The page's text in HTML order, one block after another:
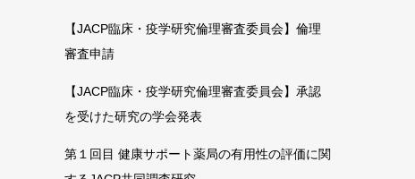
【JACP臨床・疫学研究倫理審査委員会】倫理
審査申請
【JACP臨床・疫学研究倫理審査委員会】承認
を受けた研究の学会発表
第１回目 健康サポート薬局の有用性の評価に関